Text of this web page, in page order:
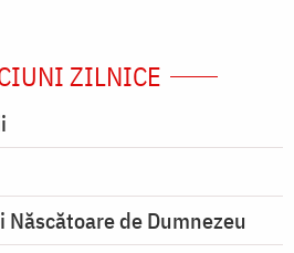
ZILNICE
de Dumnezeu